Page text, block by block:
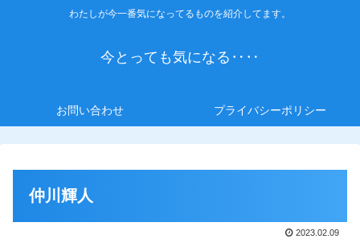
わたしが今一番気になってるものを紹介してます。
今とっても気になる‥‥
お問い合わせ プライバシーポリシー
仲川輝人
2023.02.09